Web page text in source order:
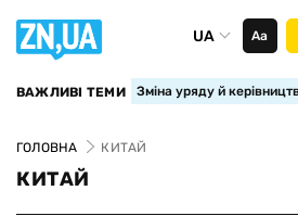
UA Аа
ВАЖЛИВІ ТЕМИ Зміна уряду й
ГОЛОВНА КИТАЙ
КИТАЙ